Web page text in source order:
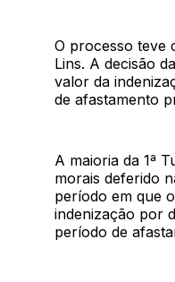
O processo teve
Lins. A decisão
valor da
de afastamento
A maioria da 1ª
morais deferido
período em que
indenização por
período de